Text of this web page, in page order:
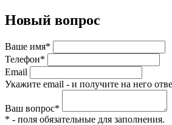
Новый вопрос
Ваше имя*
Телефон*
Email
Укажите email - и получите на него
Ваш вопрос*
* - поля обязательные для заполнения.